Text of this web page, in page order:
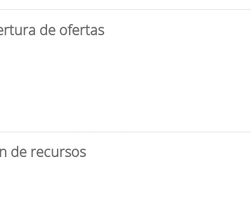
de ofertas
de recursos